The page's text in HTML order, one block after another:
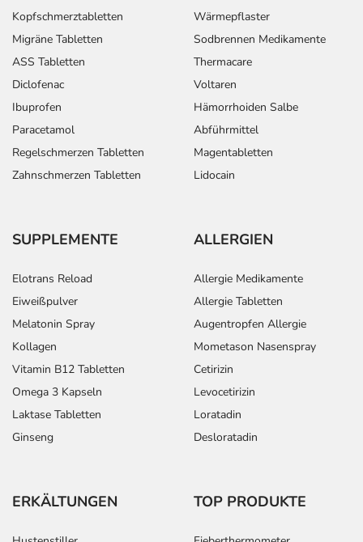
Arzneimittel jedes andere, das Sie bereits anwenden,
dem Arzt oder Apotheker angeben. Das gilt auch für
Arzneimittel, die Sie selbst kaufen, nur gelegentlich
anwenden oder deren Anwendung schon einige Zeit
zurückliegt.
Bitte verwenden Sie dieses Arzneimittel nicht mehr nach
dem auf der Packung oder der Umverpackung
angegebenen Verfallsdatum. Das Verfallsdatum bezieht
sich auf den letzten Tag des angegebenen Monats.
Kopfschmerztabletten
Migräne Tabletten
ASS Tabletten
Diclofenac
Ibuprofen
Paracetamol
Regelschmerzen Tabletten
Zahnschmerzen Tabletten
Wärmepflaster
Sodbrennen Medikamente
Thermacare
Voltaren
Hämorrhoiden Salbe
Abführmittel
Magentabletten
Lidocain
SUPPLEMENTE
Elotrans Reload
Eiweißpulver
Melatonin Spray
Kollagen
Vitamin B12 Tabletten
Omega 3 Kapseln
Laktase Tabletten
Ginseng
ALLERGIEN
Allergie Medikamente
Allergie Tabletten
Augentropfen Allergie
Mometason Nasenspray
Cetirizin
Levocetirizin
Loratadin
Desloratadin
ERKÄLTUNGEN TOP PRODUKTE